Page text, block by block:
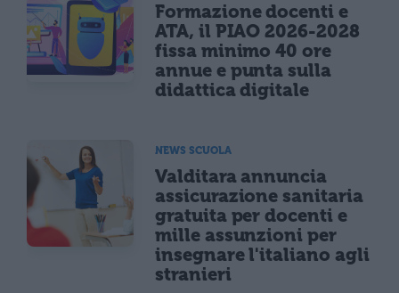
Formazione docenti e
ATA, il PIAO 2026-2028
fissa minimo 40 ore
annue e punta sulla
didattica digitale
NEWS SCUOLA
Valditara annuncia
assicurazione sanitaria
gratuita per docenti e
mille assunzioni per
insegnare l'italiano agli
stranieri